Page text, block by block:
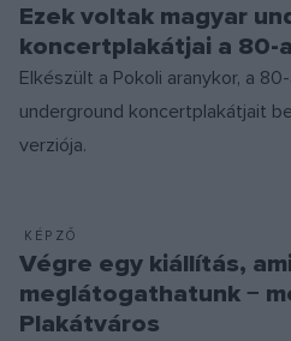
Ezek voltak magyar
koncertplakátjai a 80-
Elkészült a Pokoli aranykor, a
underground koncertplakátjait
verziója.
KÉPZŐ
Végre egy kiállítás,
meglátogathatunk −
Plakátváros